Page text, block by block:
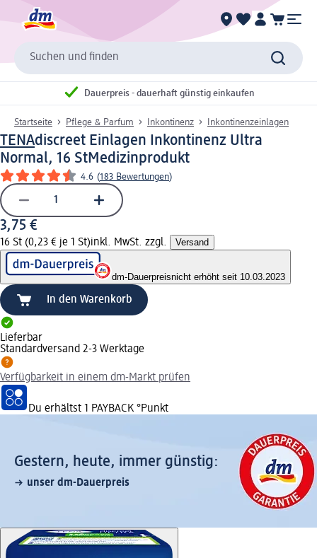
Suchen und finden
Dauerpreis - dauerhaft günstig einkaufen
Startseite Pflege & Parfum Inkontinenz Inkontinenzeinlagen
TENAdiscreet Einlagen Inkontinenz Ultra
Normal, 16 StMedizinprodukt
4.6 (183 Bewertungen)
3,75 €
16 St (0,23 € je 1 St)inkl. MwSt. zzgl. Versand
dm-Dauerpreisnicht erhöht seit 10.03.2023
In den Warenkorb
Lieferbar
Standardversand 2-3 Werktage
Verfügbarkeit in einem dm-Markt prüfen
Du erhältst 1 PAYBACK °Punkt
Gestern, heute, immer günstig:
unser dm-Dauerpreis